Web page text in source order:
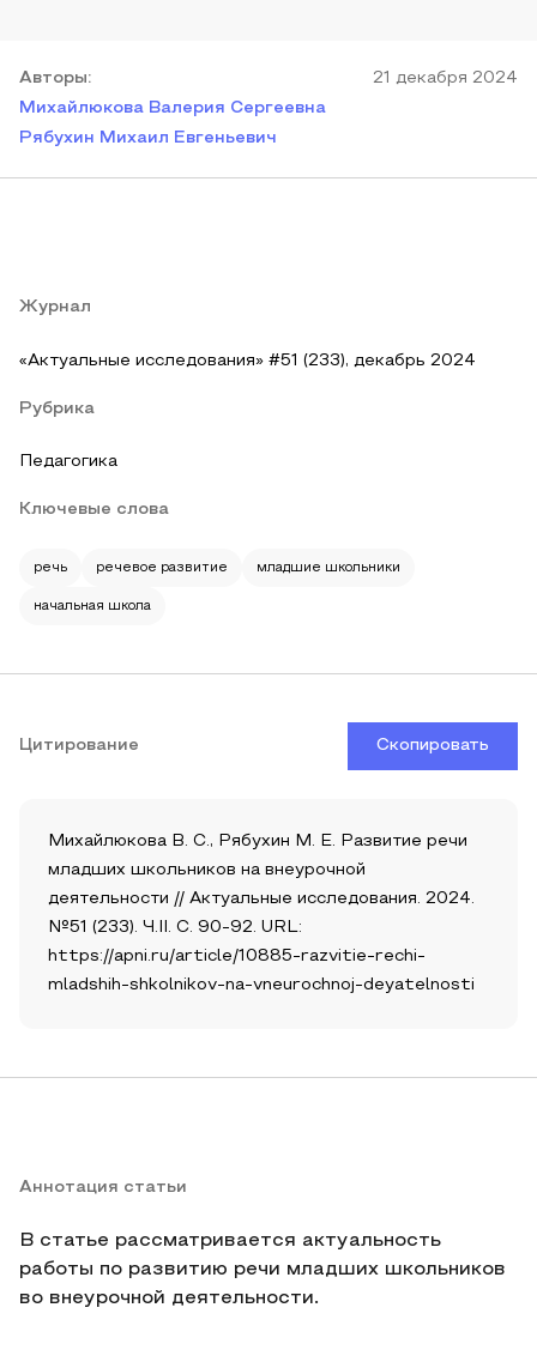
Авторы:
Михайлюкова Валерия Сергеевна
Рябухин Михаил Евгеньевич
21 декабря 2024
Журнал
«Актуальные исследования» #51 (233), декабрь 2024
Рубрика
Педагогика
Ключевые слова
речь речевое развитие младшие школьники
начальная школа
Цитирование Скопировать
Михайлюкова В. С., Рябухин М. Е. Развитие речи
младших школьников на внеурочной
деятельности // Актуальные исследования. 2024.
№51 (233). Ч.II. С. 90-92. URL:
https://apni.ru/article/10885-razvitie-rechi-
mladshih-shkolnikov-na-vneurochnoj-deyatelnosti
Аннотация статьи
В статье рассматривается актуальность
работы по развитию речи младших школьников
во внеурочной деятельности.